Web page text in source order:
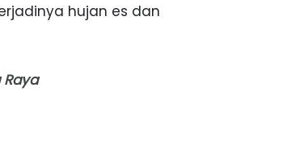
hujan es dan